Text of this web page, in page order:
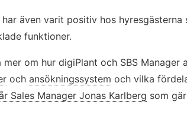
har även varit positiv hos
funktioner.
mer om hur digiPlant och SBS Manager
och ansökningssystem och vilka
Sales Manager Jonas Karlberg som